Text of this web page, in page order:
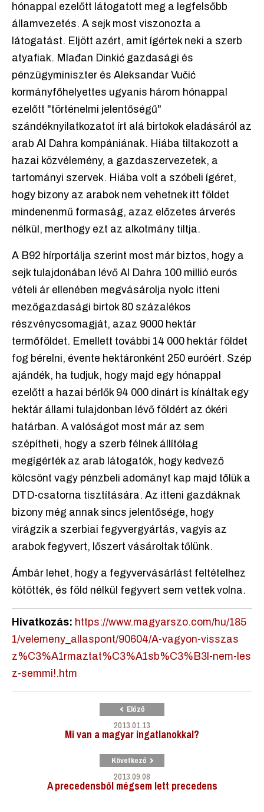
hónappal ezelőtt látogatott meg a legfelsőbb
államvezetés. A sejk most viszonozta a
látogatást. Eljött azért, amit ígértek neki a szerb
atyafiak. Mlađan Dinkić gazdasági és
pénzügyminiszter és Aleksandar Vučić
kormányfőhelyettes ugyanis három hónappal
ezelőtt "történelmi jelentőségű"
szándéknyilatkozatot írt alá birtokok eladásáról az
arab Al Dahra kompániának. Hiába tiltakozott a
hazai közvélemény, a gazdaszervezetek, a
tartományi szervek. Hiába volt a szóbeli ígéret,
hogy bizony az arabok nem vehetnek itt földet
mindenenmű formaság, azaz előzetes árverés
nélkül, merthogy ezt az alkotmány tiltja.
A B92 hírportálja szerint most már biztos, hogy a
sejk tulajdonában lévő Al Dahra 100 millió eurós
vételi ár ellenében megvásárolja nyolc itteni
mezőgazdasági birtok 80 százalékos
részvénycsomagját, azaz 9000 hektár
termőföldet. Emellett további 14 000 hektár földet
fog bérelni, évente hektáronként 250 euróért. Szép
ajándék, ha tudjuk, hogy majd egy hónappal
ezelőtt a hazai bérlők 94 000 dinárt is kínáltak egy
hektár állami tulajdonban lévő földért az ókéri
határban. A valóságot most már az sem
szépítheti, hogy a szerb félnek állítólag
megígérték az arab látogatók, hogy kedvező
kölcsönt vagy pénzbeli adományt kap majd tőlük a
DTD-csatorna tisztítására. Az itteni gazdáknak
bizony még annak sincs jelentősége, hogy
virágzik a szerbiai fegyvergyártás, vagyis az
arabok fegyvert, lőszert vásároltak tőlünk.
Ámbár lehet, hogy a fegyvervásárlást feltételhez
kötötték, és föld nélkül fegyvert sem vettek volna.
Hivatkozás: https://www.magyarszo.com/hu/185
1/velemeny_allaspont/90604/A-vagyon-visszas
z%C3%A1rmaztat%C3%A1sb%C3%B3l-nem-les
z-semmi!.htm
Előző
2013.01.13
Mi van a magyar ingatlanokkal?
Következő
2013.09.08
A precedensből mégsem lett precedens